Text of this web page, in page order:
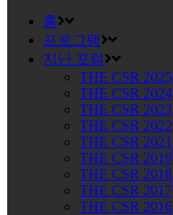
홈
프로그램
지난 포럼
THE CSR 2025
THE CSR 2024
THE CSR 2023
THE CSR 2022
THE CSR 2021
THE CSR 2019
THE CSR 2018
THE CSR 2017
THE CSR 2016